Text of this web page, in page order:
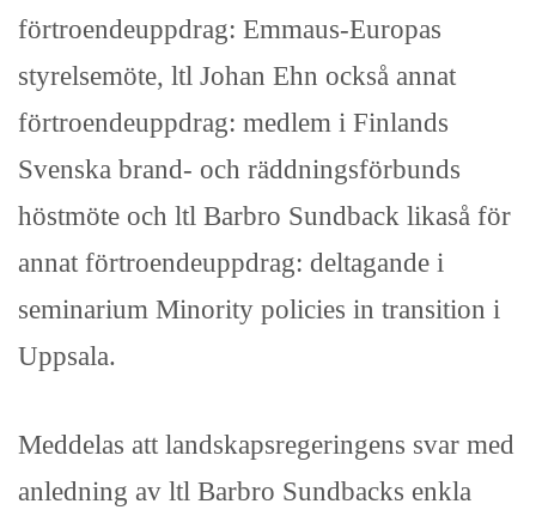
förtroendeuppdrag: Emmaus-Europas
styrelsemöte, ltl Johan Ehn också annat
förtroendeuppdrag: medlem i Finlands
Svenska brand- och räddningsförbunds
höstmöte och ltl Barbro Sundback likaså för
annat förtroendeuppdrag: deltagande i
seminarium Minority policies in transition i
Uppsala.
Meddelas att landskapsregeringens svar med
anledning av ltl Barbro Sundbacks enkla